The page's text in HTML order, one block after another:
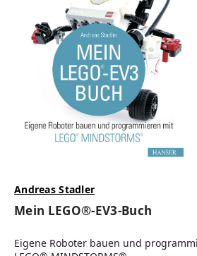
Andreas Stadler
Mein LEGO®-EV3-Buch
Eigene Roboter bauen und